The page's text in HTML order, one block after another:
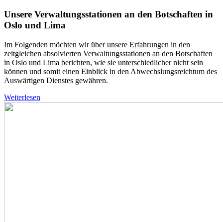
Unsere Verwaltungsstationen an den Botschaften in
Oslo und Lima
Im Folgenden möchten wir über unsere Erfahrungen in den
zeitgleichen absolvierten Verwaltungsstationen an den Botschaften
in Oslo und Lima berichten, wie sie unterschiedlicher nicht sein
können und somit einen Einblick in den Abwechslungsreichtum des
Auswärtigen Dienstes gewähren.
Weiterlesen